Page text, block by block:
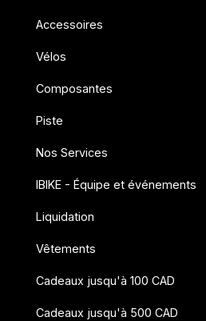
Accessoires
Vélos
Composantes
Piste
Nos Services
IBIKE - Équipe et événements
Liquidation
Vêtements
Cadeaux jusqu'à 100 CAD
Cadeaux jusqu'à 500 CAD